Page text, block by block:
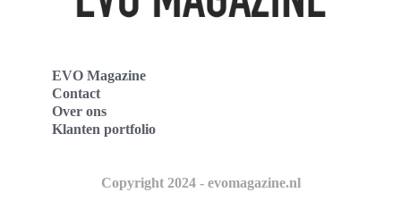
EVO Magazine
Contact
Over ons
Klanten portfolio
Copyright 2024 - evomagazine.nl